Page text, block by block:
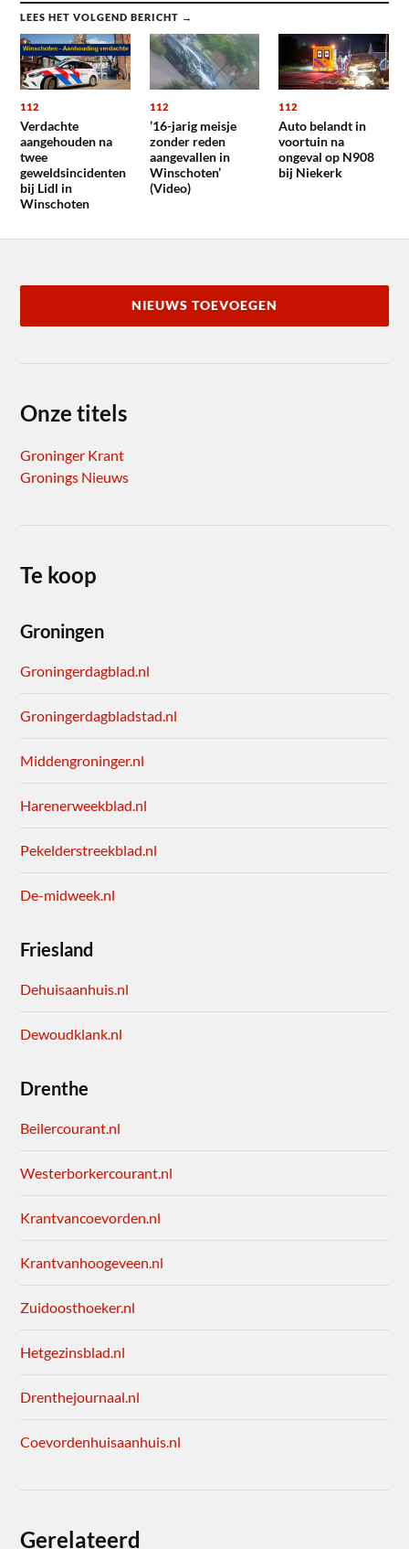
LEES HET VOLGEND BERICHT →
112
Verdachte
aangehouden na
twee
geweldsincidenten
bij Lidl in
Winschoten
112
’16-jarig meisje
zonder reden
aangevallen in
Winschoten’
(Video)
112
Auto belandt in
voortuin na
ongeval op N908
bij Niekerk
NIEUWS TOEVOEGEN
Onze titels
Groninger Krant
Gronings Nieuws
Te koop
Groningen
Groningerdagblad.nl
Groningerdagbladstad.nl
Middengroninger.nl
Harenerweekblad.nl
Pekelderstreekblad.nl
De-midweek.nl
Friesland
Dehuisaanhuis.nl
Dewoudklank.nl
Drenthe
Beilercourant.nl
Westerborkercourant.nl
Krantvancoevorden.nl
Krantvanhoogeveen.nl
Zuidoosthoeker.nl
Hetgezinsblad.nl
Drenthejournaal.nl
Coevordenhuisaanhuis.nl
Gerelateerd